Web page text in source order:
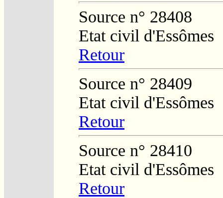
Source n° 28408
Etat civil d'Essômes
Retour
Source n° 28409
Etat civil d'Essômes
Retour
Source n° 28410
Etat civil d'Essômes
Retour